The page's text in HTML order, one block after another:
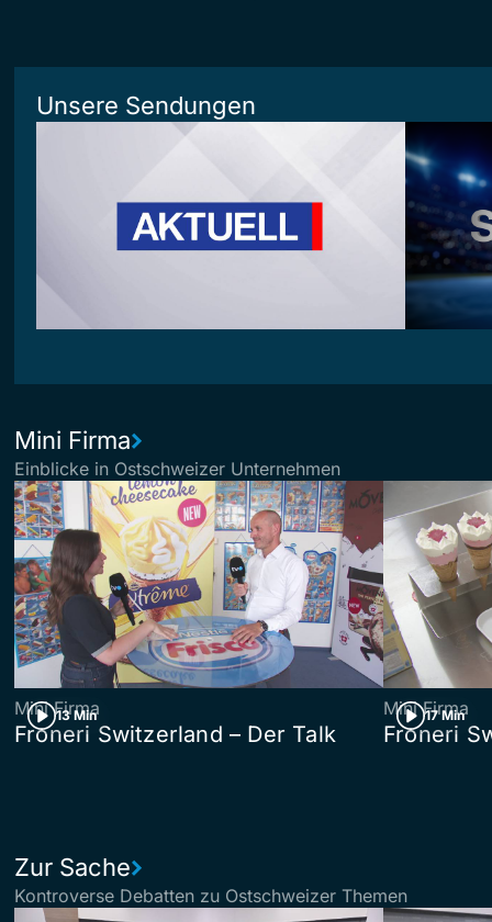
Unsere Sendungen
Mini Firma
Einblicke in Ostschweizer Unternehmen
13 Min
Mini Firma
Froneri Switzerland – Der Talk
17 Min
Mini Firma
Froneri
Zur Sache
Kontroverse Debatten zu Ostschweizer Themen